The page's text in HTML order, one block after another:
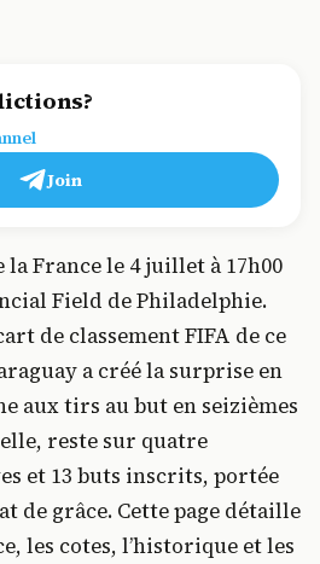
Join
France le 4 juillet à 17h00
Field de Philadelphie.
de classement FIFA de ce
a créé la surprise en
aux tirs au but en seizièmes
reste sur quatre
et 13 buts inscrits, portée
de grâce. Cette page détaille
les cotes, l’historique et les